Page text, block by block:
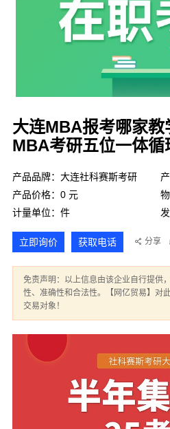
大连MBA报考哪家教
MBA考研五位一体循
产品品牌：大连社科赛斯考研
产品价格：0 元
计量单位：件
立即询价 获取电话 分享
免责声明：以上信息由该企业自行提供
性、准确性和合法性。【网亿贸易】对
交易对象！